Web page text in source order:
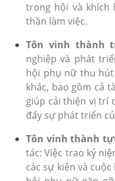
trong hội và khích
thần làm việc.
Tôn vinh thành
nghiệp và phát
hội phụ nữ thu
khác, bao gồm cả
giúp cải thiện vị trí
đẩy sự phát triển
Tôn vinh thành
tác: Việc trao kỷ
các sự kiện và